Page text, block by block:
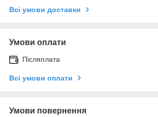
Всі умови доставки
Умови оплати
Післяплата
Всі умови оплати
Умови повернення